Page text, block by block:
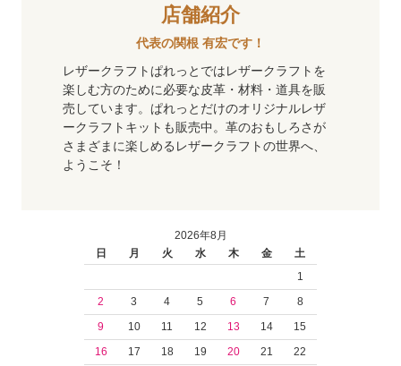
店舗紹介
代表の関根 有宏です！
レザークラフトぱれっとではレザークラフトを
楽しむ方のために必要な皮革・材料・道具を販
売しています。ぱれっとだけのオリジナルレザ
ークラフトキットも販売中。革のおもしろさが
さまざまに楽しめるレザークラフトの世界へ、
ようこそ！
2026年8月
日
月 火 水 木 金
土
1
2
3 4 5 6 7
8
9
10 11 12 13 14
15
16
17 18 19 20 21
22